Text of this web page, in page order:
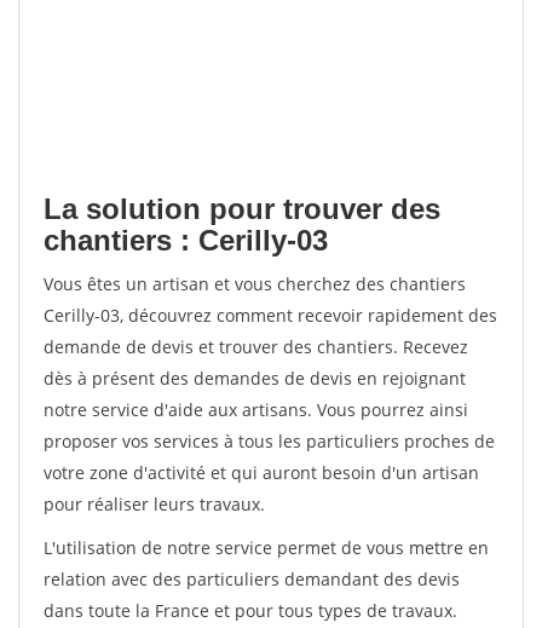
La solution pour trouver des
chantiers : Cerilly-03
Vous êtes un artisan et vous cherchez des chantiers
Cerilly-03, découvrez comment recevoir rapidement des
demande de devis et trouver des chantiers. Recevez
dès à présent des demandes de devis en rejoignant
notre service d'aide aux artisans. Vous pourrez ainsi
proposer vos services à tous les particuliers proches de
votre zone d'activité et qui auront besoin d'un artisan
pour réaliser leurs travaux.
L'utilisation de notre service permet de vous mettre en
relation avec des particuliers demandant des devis
dans toute la France et pour tous types de travaux.